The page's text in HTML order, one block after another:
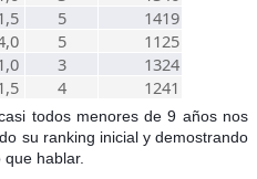
5
1419
5
1125
3
1324
4 1241
todos menores de 9 años nos
su ranking inicial y demostrando
hablar.